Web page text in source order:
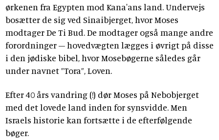
ørkenen fra Egypten mod Kana'ans land. Undervejs
bosætter de sig ved Sinaibjerget, hvor Moses
modtager De Ti Bud. De modtager også mange andre
forordninger – hovedvægten lægges i øvrigt på disse
i den jødiske bibel, hvor Mosebøgerne således går
under navnet ”Tora”, Loven.
Efter 40 års vandring (!) dør Moses på Nebobjerget
med det lovede land inden for synsvidde. Men
Israels historie kan fortsætte i de efterfølgende
bøger.